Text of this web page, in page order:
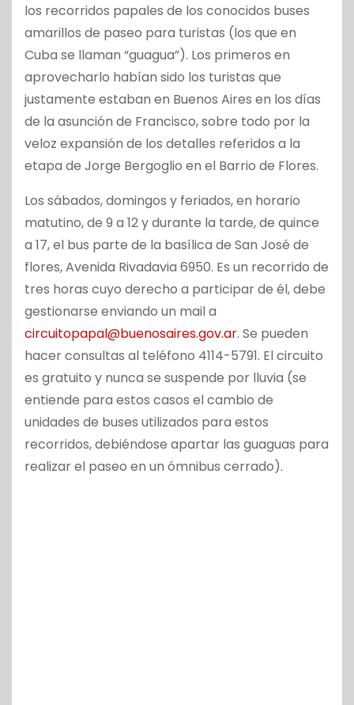
los recorridos papales de los conocidos buses
amarillos de paseo para turistas (los que en
Cuba se llaman “guagua”). Los primeros en
aprovecharlo habían sido los turistas que
justamente estaban en Buenos Aires en los días
de la asunción de Francisco, sobre todo por la
veloz expansión de los detalles referidos a la
etapa de Jorge Bergoglio en el Barrio de Flores.
Los sábados, domingos y feriados, en horario
matutino, de 9 a 12 y durante la tarde, de quince
a 17, el bus parte de la basílica de San José de
flores, Avenida Rivadavia 6950. Es un recorrido de
tres horas cuyo derecho a participar de él, debe
gestionarse enviando un mail a
circuitopapal@buenosaires.gov.ar. Se pueden
hacer consultas al teléfono 4114-5791. El circuito
es gratuito y nunca se suspende por lluvia (se
entiende para estos casos el cambio de
unidades de buses utilizados para estos
recorridos, debiéndose apartar las guaguas para
realizar el paseo en un ómnibus cerrado).